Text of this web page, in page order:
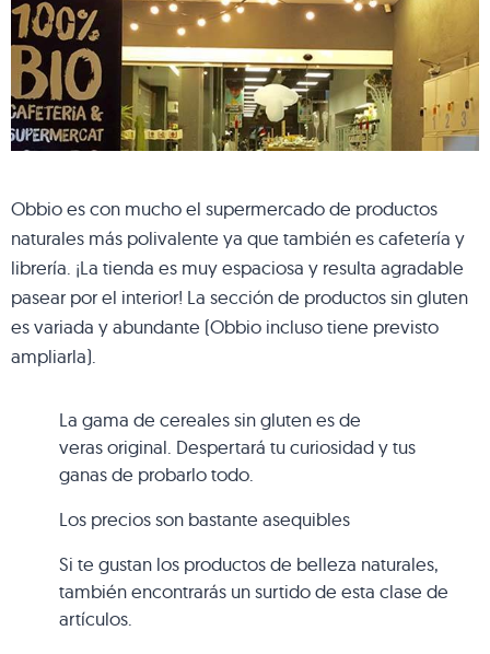
Obbio es con mucho el supermercado de productos
naturales más polivalente ya que también es cafetería y
librería. ¡La tienda es muy espaciosa y resulta agradable
pasear por el interior! La sección de productos sin gluten
es variada y abundante (Obbio incluso tiene previsto
ampliarla).
La gama de cereales sin gluten es de
veras original. Despertará tu curiosidad y tus
ganas de probarlo todo.
Los precios son bastante asequibles
Si te gustan los productos de belleza naturales,
también encontrarás un surtido de esta clase de
artículos.